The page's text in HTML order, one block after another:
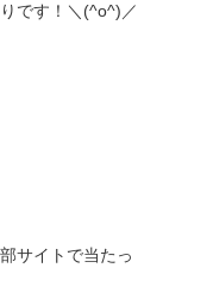
です！＼(^o^)／
サイトで当たっ